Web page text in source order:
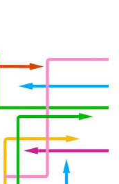
berria: